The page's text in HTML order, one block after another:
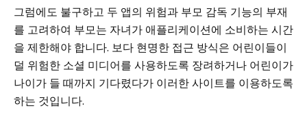
그럼에도 불구하고 두 앱의 위험과 부모 감독 기능의 부재
를 고려하여 부모는 자녀가 애플리케이션에 소비하는 시간
을 제한해야 합니다. 보다 현명한 접근 방식은 어린이들이
덜 위험한 소셜 미디어를 사용하도록 장려하거나 어린이가
나이가 들 때까지 기다렸다가 이러한 사이트를 이용하도록
하는 것입니다.